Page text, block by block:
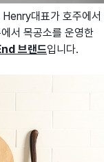
대표가 호주에서
서 목공소를 운영한
브랜드입니다.